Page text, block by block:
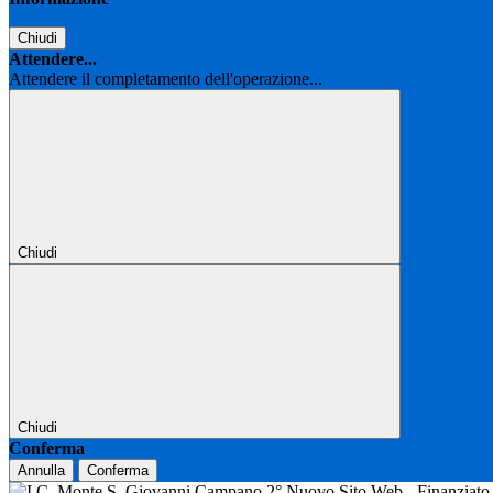
Chiudi
Attendere...
Attendere il completamento dell'operazione...
Chiudi
Chiudi
Conferma
Annulla Conferma